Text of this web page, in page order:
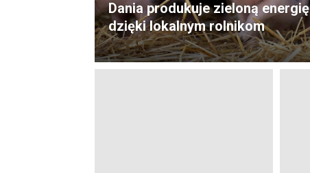
Dania produkuje zieloną energię
dzięki lokalnym rolnikom